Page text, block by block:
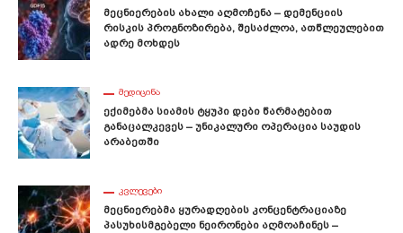
Მეცნიერების Ახალი Აღმოჩენა – Დემენციის
Რისკის Პროგნოზირება, Შესაძლოა, Ათწლეულებით
Ადრე Მოხდეს
ᲛᲔᲓᲘᲪᲘᲜᲐ
Ექიმებმა Სიამის Ტყუპი Დები Წარმატებით
Განაცალკევეს – Უნიკალური Ოპერაცია Საუდის
Არაბეთში
ᲙᲕᲚᲔᲕᲔᲑᲘ
Მეცნიერებმა Ყურადღების Კონცენტრაციაზე
Პასუხისმგებელი Ნეირონები Აღმოაჩინეს –